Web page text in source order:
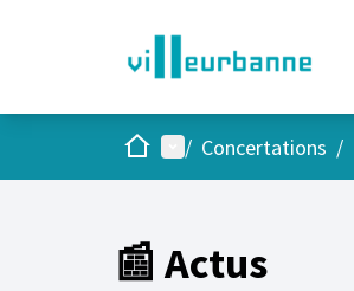
AccueilMenu principal
/ Concertations /
📰 Actus